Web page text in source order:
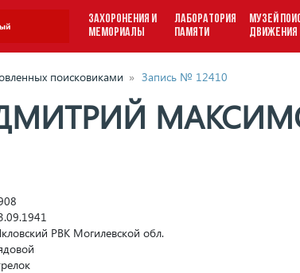
ЗАХОРОНЕНИЯ И
МЕМОРИАЛЫ
ЛАБОРАТОРИЯ
ПАМЯТИ
МУЗЕЙ
ДВИЖЕНИЯ
поисковиками » Запись № 12410
РВК Могилевской обл.